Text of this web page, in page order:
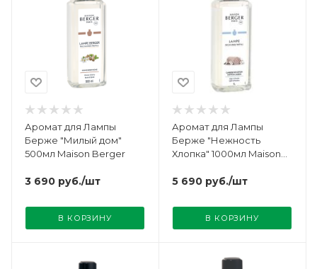
Аромат для Лампы
Берже "Милый дом"
500мл Maison Berger
3 690 руб./шт
В КОРЗИНУ
Аромат для Лампы
Берже "Нежность
Хлопка" 1000мл Maison
5 690 руб./шт
В КОРЗИНУ